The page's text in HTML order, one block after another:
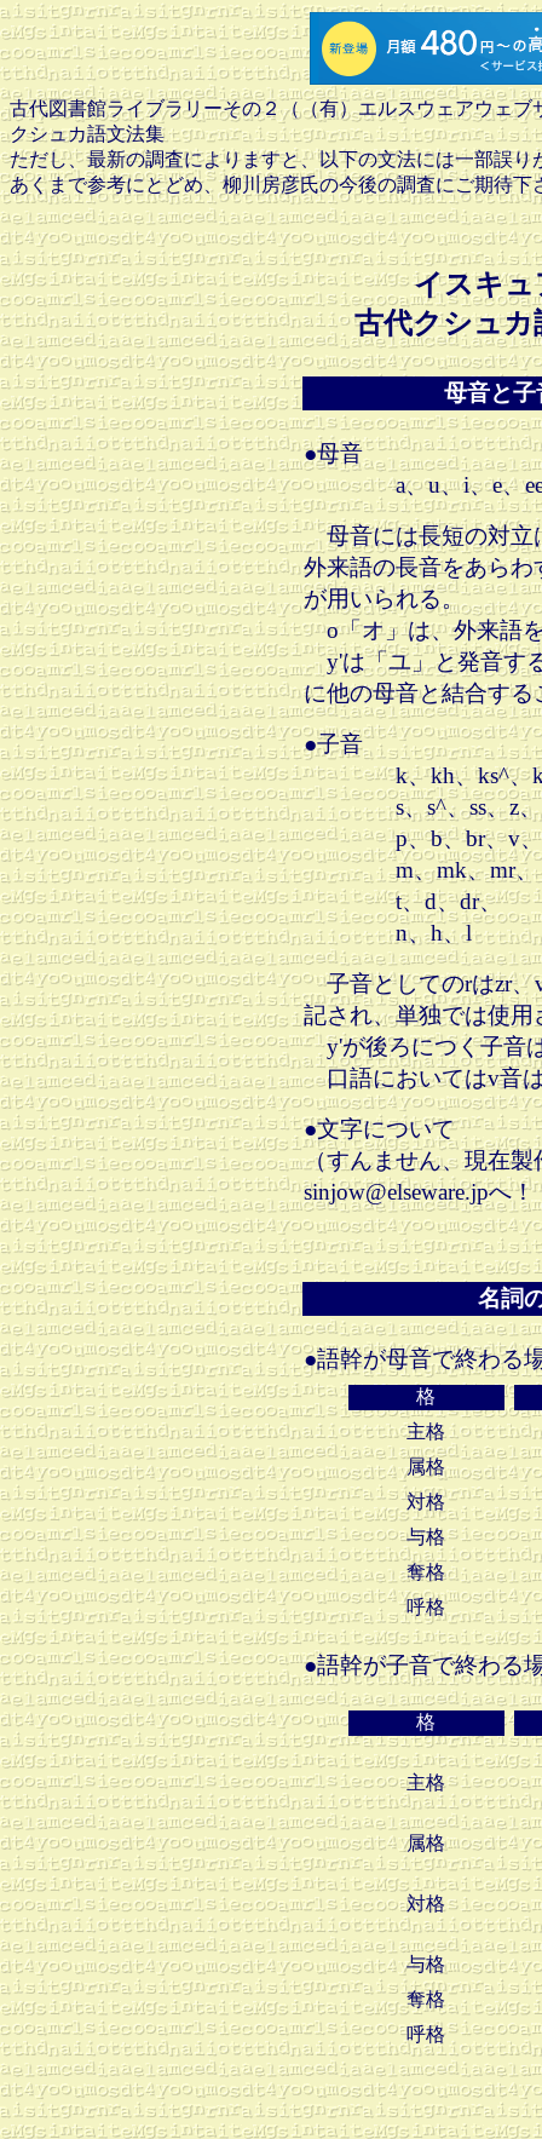
古代図書館ライブラリーその２（（有）エルスウェアウェブ
クシュカ語文法集
ただし、最新の調査によりますと、以下の文法には一部誤り
あくまで参考にとどめ、柳川房彦氏の今後の調査にご期待下
イスキュ
古代クシュ
母音と子
●母音
a、u、i、e、ee
母音には長短の対立
外来語の長音をあら
が用いられる。
o「オ」は、外来語を
y'は「ユ」と発音す
に他の母音と結合する
●子音
k、kh、ks^、kk
s、s^、ss、z、
p、b、br、v、
m、mk、
t、d、dr、
n、h、l
子音としてのrはzr、
記され、単独では使
y'が後ろにつく子音
口語においてはv音は
●文字について
（すんません、現在
sinjow@elseware.jpへ！
名詞
●語幹が母音で終わる
格
主格
属格
対格
与格
奪格
呼格
●語幹が子音で終わる
格
主格
属格
対格
与格
奪格
呼格